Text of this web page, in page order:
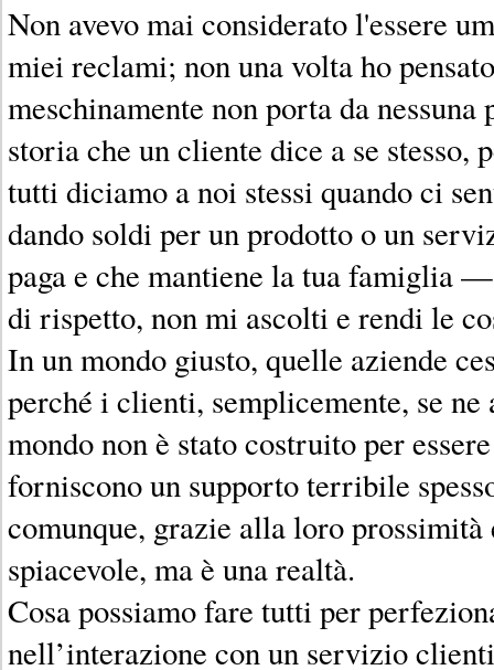
Non avevo mai considerato l'essere
miei reclami; non una volta ho
meschinamente non porta da nessuna
storia che un cliente dice a se stesso,
tutti diciamo a noi stessi quando ci
dando soldi per un prodotto o un
paga e che mantiene la tua famiglia
di rispetto, non mi ascolti e rendi le
In un mondo giusto, quelle aziende
perché i clienti, semplicemente, se
mondo non è stato costruito per
forniscono un supporto terribile
comunque, grazie alla loro prossimità
spiacevole, ma è una realtà.
Cosa possiamo fare tutti per
nell’interazione con un servizio